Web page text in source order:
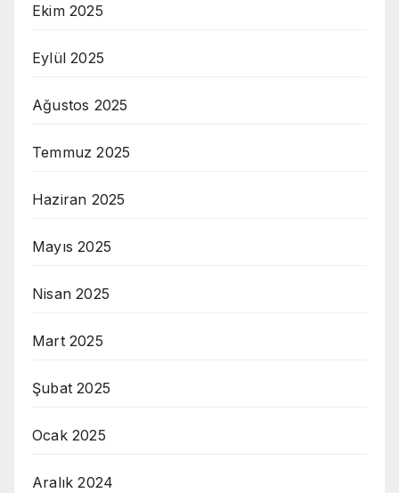
Ekim 2025
Eylül 2025
Ağustos 2025
Temmuz 2025
Haziran 2025
Mayıs 2025
Nisan 2025
Mart 2025
Şubat 2025
Ocak 2025
Aralık 2024